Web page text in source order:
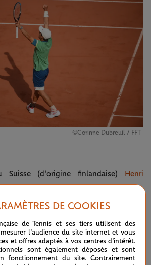
©Corinne Dubreuil / FFT
Suisse (d'origine finlandaise)
Henri
qualifications et auteur de la surprise du
masculin en battantRoberto Bautista
6/3, 6/2. L'Espagnol ne s'était jamais
aussi mal classé en Grand Chelem. Il
non plus face à un joueur issu des
DE COOKIES
de Tennis et ses tiers utilisent des
l'audience du site internet et vous
et offres adaptés à vos centres d'intérêt.
sont également déposés et sont
fonctionnement du site. Contrairement